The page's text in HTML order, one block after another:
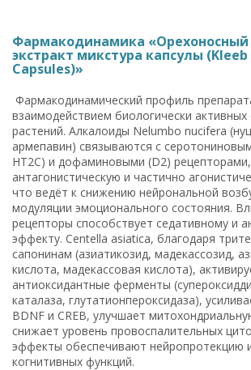
Фармакодинамика «Орехоносный
экстракт микстура капсулы (Kleeb
Capsules)»
Фармакодинамический профиль
взаимодействием биологически активных
растений. Алкалоиды Nelumbo nucifera
армепавин) связываются с
HT2C) и дофаминовыми (D2)
антагонистическую и частично
что ведёт к снижению нейрональной
модуляции эмоционального состояния.
рецепторы способствует седативному и
эффекту. Centella asiatica, благодаря
сапонинам (азиатикозид, мадекассозид,
кислота, мадекассовая кислота),
антиоксидантные ферменты
каталаза, глутатионпероксидаза),
BDNF и CREB, улучшает
снижает уровень провоспалительных
эффекты обеспечивают нейропротекцию
когнитивных функций.